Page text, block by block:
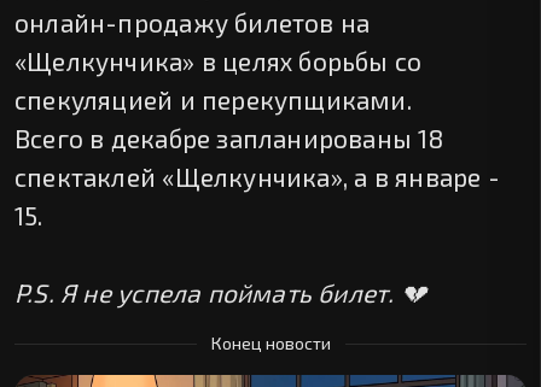
онлайн-продажу билетов на
«Щелкунчика» в целях борьбы со
спекуляцией и перекупщиками.
Всего в декабре запланированы 18
спектаклей «Щелкунчика», а в январе -
15.
P.S. Я не успела поймать билет. 💔
Конец новости